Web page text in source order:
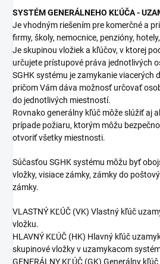
SYSTÉM GENERÁLNEHO KĽÚČA -
Je vhodným riešením pre komerčné a
firmy, školy, nemocnice, penzióny,
Je skupinou vložiek a kľúčov, v ktorej
určujete prístupové práva jednotlivých
SGHK systému je zamykanie viacerých
pričom Vám dáva možnosť určovať
do jednotlivých miestností.
Rovnako generálny kľúč môže slúžiť aj
prípade požiaru, ktorým môžu
otvoriť všetky miestnosti.
Súčasťou SGHK systému môžu byť
vložky, visiace zámky, zámky do
zámky.
VLASTNÝ KĽÚČ (VK) Vlastný kľúč
vložku.
HLAVNÝ KĽÚČ (HK) Hlavný kľúč
skupinové vložky v uzamykacom
GENERÁLNY KĽÚČ (GK) Generálny